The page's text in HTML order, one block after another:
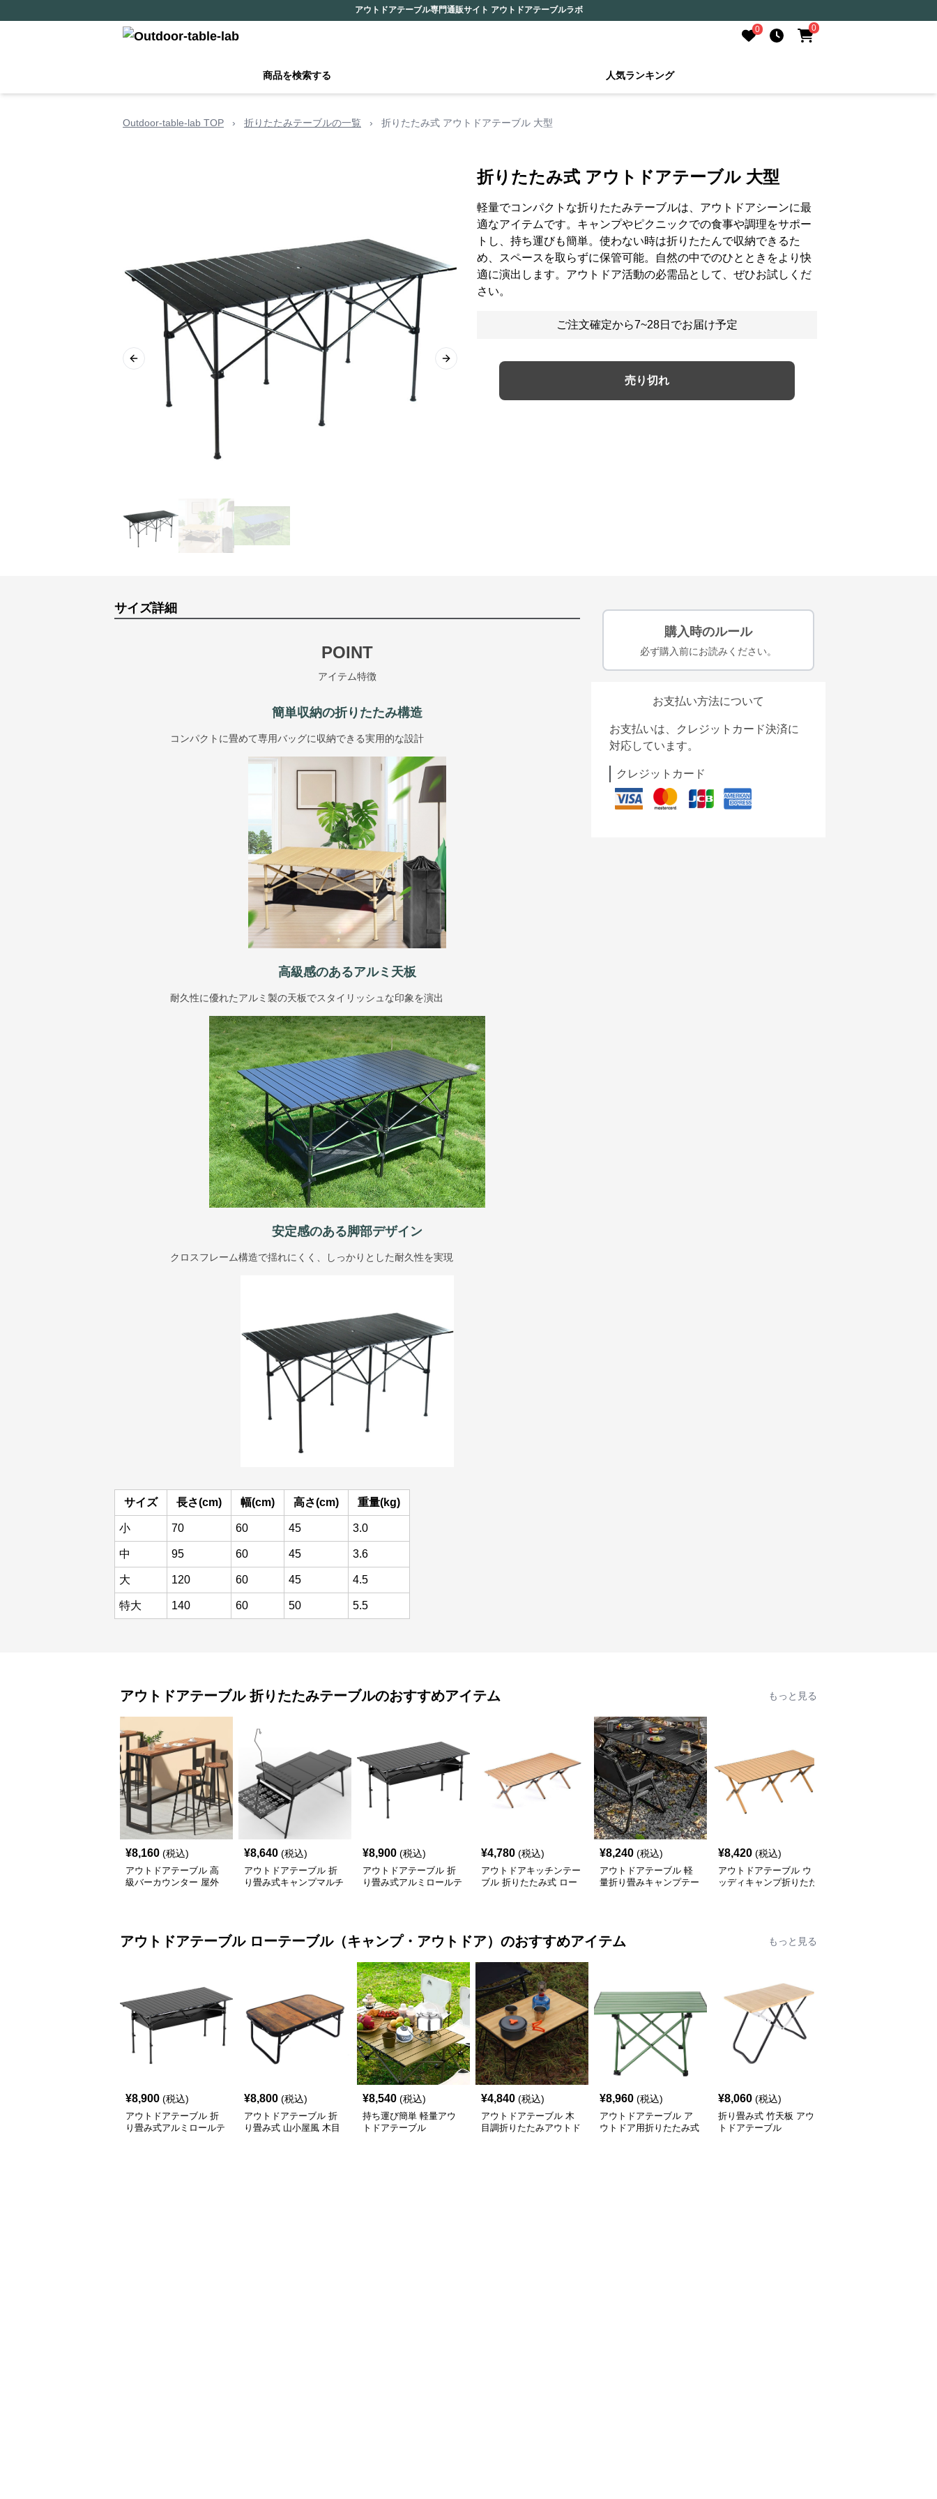
アウトドアテーブル専門通販サイト アウトドアテーブルラボ
0
0
商品を検索する 人気ランキング
Outdoor-table-lab TOP › 折りたたみテーブルの一覧 › 折りたたみ式 アウトドアテーブル 大型
Previous slide Next slide
折りたたみ式 アウトドアテーブル 大型
軽量でコンパクトな折りたたみテーブルは、アウトドアシーンに最
適なアイテムです。キャンプやピクニックでの食事や調理をサポー
トし、持ち運びも簡単。使わない時は折りたたんで収納できるた
め、スペースを取らずに保管可能。自然の中でのひとときをより快
適に演出します。アウトドア活動の必需品として、ぜひお試しくだ
さい。
ご注文確定から7~28日でお届け予定
売り切れ
サイズ詳細
POINT
アイテム特徴
簡単収納の折りたたみ構造
コンパクトに畳めて専用バッグに収納できる実用的な設計
高級感のあるアルミ天板
耐久性に優れたアルミ製の天板でスタイリッシュな印象を演出
安定感のある脚部デザイン
クロスフレーム構造で揺れにくく、しっかりとした耐久性を実現
サイズ 長さ(cm) 幅(cm) 高さ(cm) 重量(kg)
小 70 60 45 3.0
中 95 60 45 3.6
大 120 60 45 4.5
特大 140 60 50 5.5
購入時のルール
必ず購入前にお読みください。
お支払い方法について
お支払いは、クレジットカード決済に
対応しています。
クレジットカード
アウトドアテーブル 折りたたみテーブルのおすすめアイテム もっと見る
¥8,160 (税込)
アウトドアテーブル 高
級バーカウンター 屋外
¥8,640 (税込)
アウトドアテーブル 折
り畳み式キャンプマルチ
¥8,900 (税込)
アウトドアテーブル 折
り畳み式アルミロールテ
¥4,780 (税込)
アウトドアキッチンテー
ブル 折りたたみ式 ロー
¥8,240 (税込)
アウトドアテーブル 軽
量折り畳みキャンプテー
¥8,420 (税込)
アウトドアテーブル ウ
ッディキャンプ折りたた
アウトドアテーブル ローテーブル（キャンプ・アウトドア） のおすすめアイテム もっと見る
¥8,900 (税込)
アウトドアテーブル 折
り畳み式アルミロールテ
¥8,800 (税込)
アウトドアテーブル 折
り畳み式 山小屋風 木目
¥8,540 (税込)
持ち運び簡単 軽量アウ
トドアテーブル
¥4,840 (税込)
アウトドアテーブル 木
目調折りたたみアウトド
¥8,960 (税込)
アウトドアテーブル ア
ウトドア用折りたたみ式
¥8,060 (税込)
折り畳み式 竹天板 アウ
トドアテーブル